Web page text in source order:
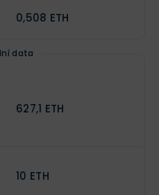
0,508 ETH
data
627,1 ETH
10 ETH